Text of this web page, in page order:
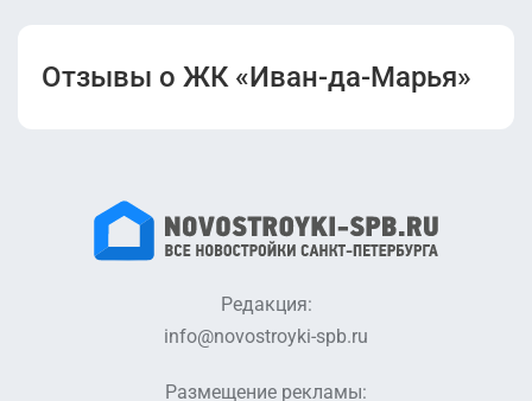
Отзывы о ЖК «Иван-да-Марья»
Редакция:
info@novostroyki-spb.ru
Размещение рекламы: